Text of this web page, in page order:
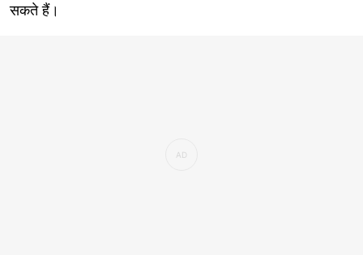
सकते हैं।